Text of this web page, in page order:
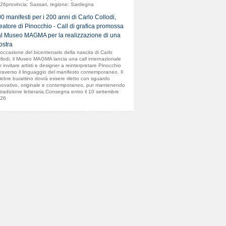
Sassari, regione: Sardegna
manifesti per i 200 anni di Carlo Collodi,
di Pinocchio - Call di grafica promossa
Museo MAGMA per la realizzazione di una
del bicentenario della nascita di Carlo
il Museo MAGMA lancia una call internazionale
invitare artisti e designer a reinterpretare Pinocchio
il linguaggio del manifesto contemporaneo. Il
burattino dovrà essere riletto con sguardo
originale e contemporaneo, pur mantenendo
letteraria.Consegna entro il 10 settembre